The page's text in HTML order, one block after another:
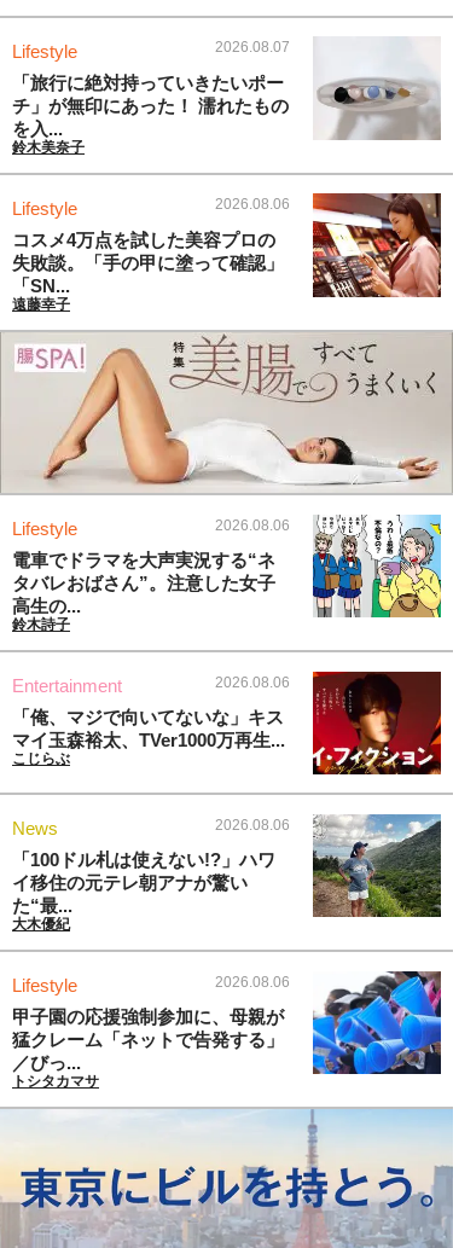
Lifestyle 2026.08.07
「旅行に絶対持っていきたいポー
チ」が無印にあった！ 濡れたもの
を入...
鈴木美奈子
Lifestyle 2026.08.06
コスメ4万点を試した美容プロの
失敗談。「手の甲に塗って確認」
「SN...
遠藤幸子
Lifestyle 2026.08.06
電車でドラマを大声実況する“ネ
タバレおばさん”。注意した女子
高生の...
鈴木詩子
Entertainment 2026.08.06
「俺、マジで向いてないな」キス
マイ玉森裕太、TVer1000万再生...
こじらぶ
News 2026.08.06
「100ドル札は使えない!?」ハワ
イ移住の元テレ朝アナが驚い
た“最...
大木優紀
Lifestyle 2026.08.06
甲子園の応援強制参加に、母親が
猛クレーム「ネットで告発する」
／びっ...
トシタカマサ